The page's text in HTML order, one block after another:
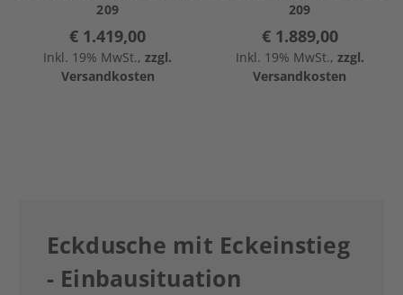
209
€ 1.419,00
Inkl. 19% MwSt., zzgl.
Versandkosten
209
€ 1.889,00
Inkl. 19% MwSt., zzgl.
Versandkosten
Eckdusche mit Eckeinstieg
- Einbausituation